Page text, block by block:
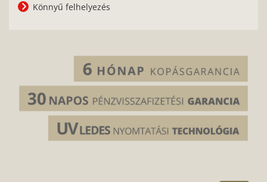
Könnyű felhelyezés